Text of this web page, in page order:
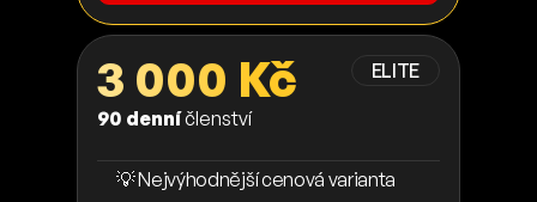
ELITE
3 000 Kč
90 denníčlenství
💡 Nejvýhodnější cenová varianta